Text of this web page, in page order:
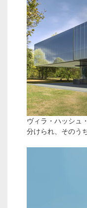
ヴィラ・ハッシュ
分けられ、そのう